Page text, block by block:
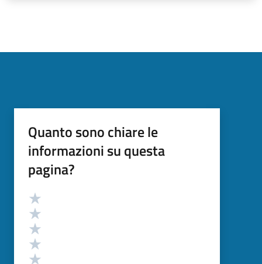
Quanto sono chiare le
informazioni su questa
pagina?
Valutazione